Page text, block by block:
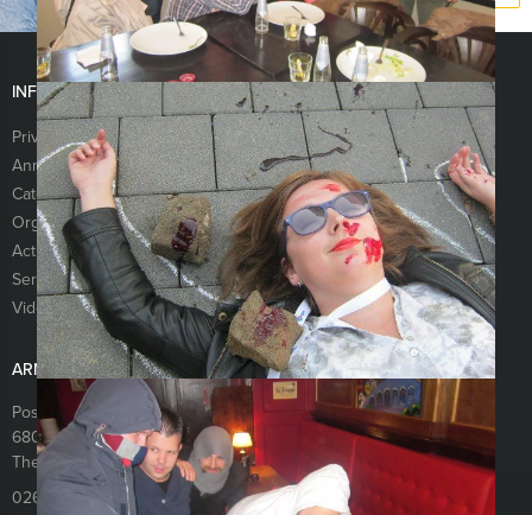
INFORMATIE
Privacy- en cookieverklaring
Algemene voorwaarden
Annuleringsverzekering
Vraag & antwoord
Categorieën
Nieuwsbrief
Organisatie
Referenties
Activiteiten
Vacatures
Services
Sitemap
Video’s
Links
ARNHEM EXCURSIES
Postbus 1137
6801 BC
Arnhem
The Netherlands
026 820 03 69